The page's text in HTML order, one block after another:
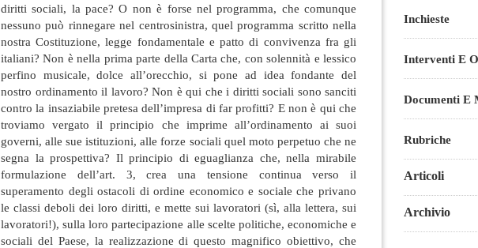
diritti sociali, la pace? O non è forse nel programma, che comunque
nessuno può rinnegare nel centrosinistra, quel programma scritto nella
nostra Costituzione, legge fondamentale e patto di convivenza fra gli
italiani? Non è nella prima parte della Carta che, con solennità e lessico
perfino musicale, dolce all’orecchio, si pone ad idea fondante del
nostro ordinamento il lavoro? Non è qui che i diritti sociali sono sanciti
contro la insaziabile pretesa dell’impresa di far profitti? E non è qui che
troviamo vergato il principio che imprime all’ordinamento ai suoi
governi, alle sue istituzioni, alle forze sociali quel moto perpetuo che ne
segna la prospettiva? Il principio di eguaglianza che, nella mirabile
formulazione dell’art. 3, crea una tensione continua verso il
superamento degli ostacoli di ordine economico e sociale che privano
le classi deboli dei loro diritti, e mette sui lavoratori (sì, alla lettera, sui
lavoratori!), sulla loro partecipazione alle scelte politiche, economiche e
sociali del Paese, la realizzazione di questo magnifico obiettivo, che
Inchieste
Interventi E
Documenti E
Rubriche
Articoli
Archivio